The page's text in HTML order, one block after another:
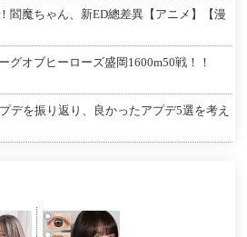
閻魔ちゃん、新ED總差異【アニメ】【漫
グオブヒーローズ盛岡1600m50戦！！
デを振り返り、良かったアプデ5選を考え